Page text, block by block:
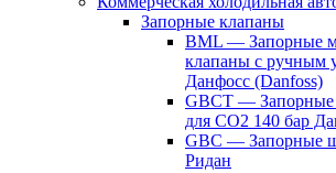
Запорные клапаны
BML — Запорные
клапаны с ручным
Данфосс (Danfoss)
GBCT —
для CO2 140 бар
GBC — Запорные
Ридан